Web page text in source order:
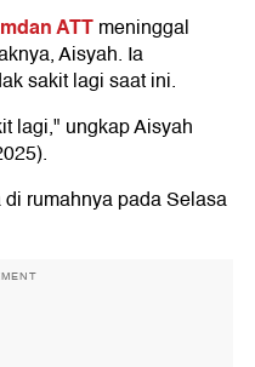
ATTmeninggal
Aisyah. Ia
sakit lagi saat ini.
lagi," ungkap Aisyah
rumahnya pada Selasa